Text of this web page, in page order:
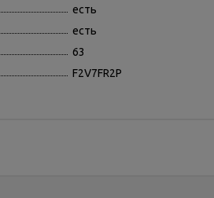
есть
есть
63
F2V7FR2P